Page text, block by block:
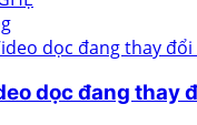
dọc đang thay